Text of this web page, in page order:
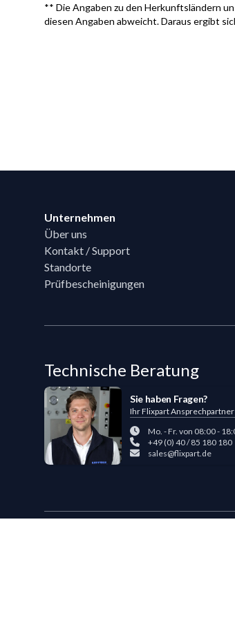
** Die Angaben zu den Herkunftsländern
diesen Angaben abweicht. Daraus ergibt
Unternehmen
Über uns
Kontakt / Support
Standorte
Prüfbescheinigungen
Technische Beratung
Sie haben Fragen?
Ihr Flixpart Ansprechpartner
Mo. - Fr. von 08:00 -
+49 (0) 40 / 85 180 180
sales@flixpart.de